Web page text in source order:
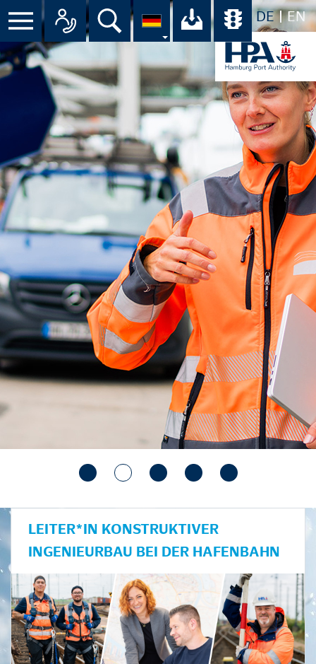
DE EN
Menü Alle Ansprechpartner im
Suche Ihr Download-
LEITER*IN KONSTRUKTIVER
INGENIEURBAU BEI DER HAFENBAHN